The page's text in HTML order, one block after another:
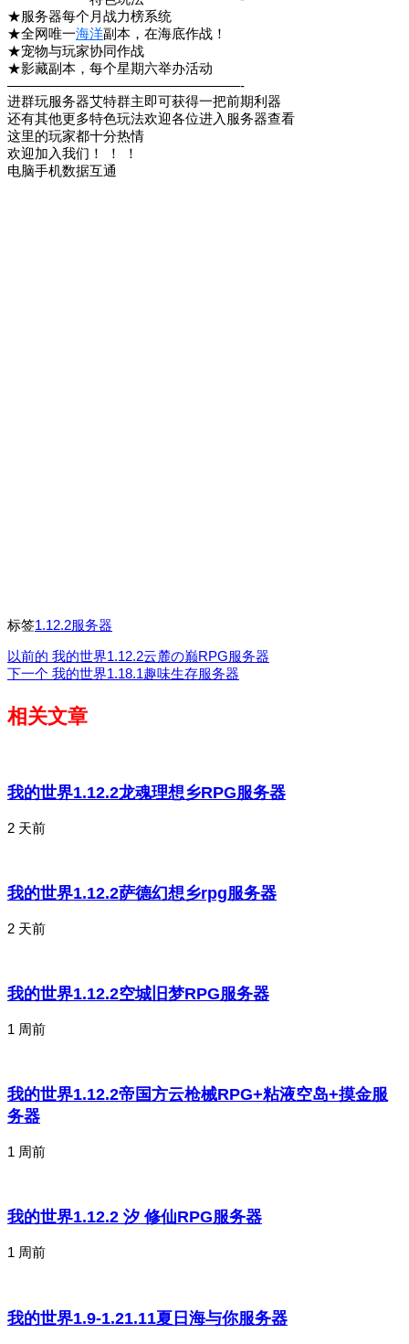
★服务器每个月战力榜系统
★全网唯一海洋副本，在海底作战！
★宠物与玩家协同作战
★影藏副本，每个星期六举办活动
—————————————————-
进群玩服务器艾特群主即可获得一把前期利器
还有其他更多特色玩法欢迎各位进入服务器查看
这里的玩家都十分热情
欢迎加入我们！ ！ ！
电脑手机数据互通
标签1.12.2服务器
以前的 我的世界1.12.2云麓の巅RPG服务器
下一个 我的世界1.18.1趣味生存服务器
相关文章
我的世界1.12.2龙魂理想乡RPG服务器
2 天前
我的世界1.12.2萨德幻想乡rpg服务器
2 天前
我的世界1.12.2空城旧梦RPG服务器
1 周前
我的世界1.12.2帝国方云枪械RPG+粘液空岛+摸金服
务器
1 周前
我的世界1.12.2 汐 修仙RPG服务器
1 周前
我的世界1.9-1.21.11夏日海与你服务器